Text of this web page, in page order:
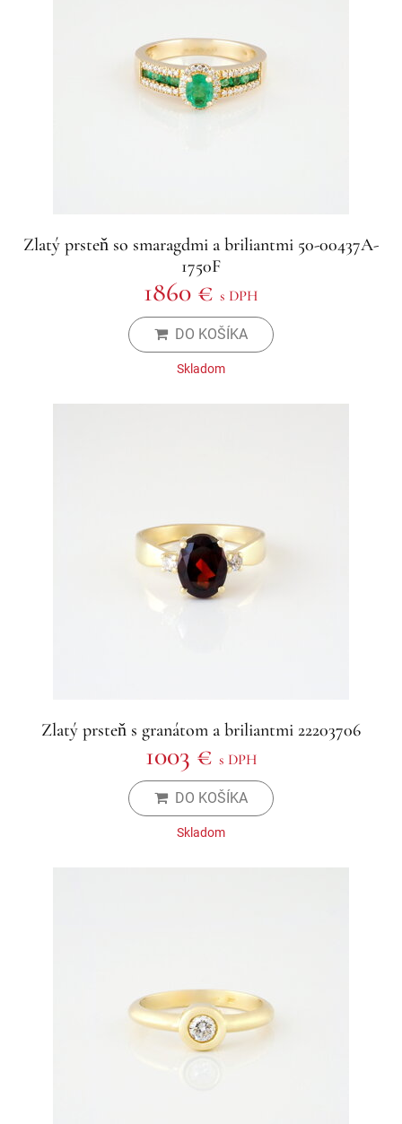
Zlatý prsteň so smaragdmi a briliantmi 50-00437A-
1750F
1860 € s DPH
DO KOŠÍKA
Skladom
Zlatý prsteň s granátom a briliantmi 22203706
1003 € s DPH
DO KOŠÍKA
Skladom